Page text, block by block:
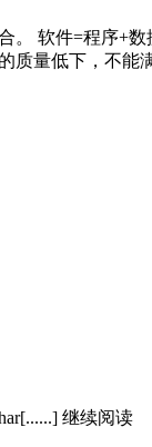
。 软件=程序+
质量低下，不能
har[......] 继续阅读